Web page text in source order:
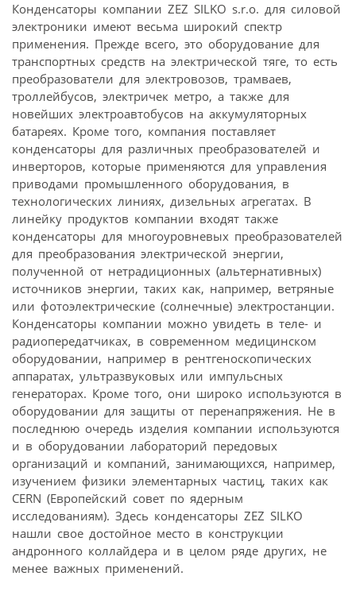
Конденсаторы компании ZEZ SILKO s.r.o. для силовой
электроники имеют весьма широкий спектр
применения. Прежде всего, это оборудование для
транспортных средств на электрической тяге, то есть
преобразователи для электро­возов, трамваев,
троллейбусов, электричек метро, а также для
новейших электроавтобусов на аккумуляторных
батареях. Кроме того, компания поставляет
конденсаторы для различных преобразователей и
инверторов, которые применяются для управления
приводами промышленного оборудования, в
технологических линиях, дизельных агрегатах. В
линейку продуктов компании входят также
конденсаторы для многоуровневых преобразователей
для преобразования электрической энергии,
полученной от нетрадиционных (альтернативных)
источников энергии, таких как, например, ветряные
или фотоэлектрические (солнечные) электростанции.
Конденсаторы компании можно увидеть в теле- и
радиопередатчиках, в современном медицинском
оборудовании, например в рентгеноскопических
аппаратах, ультразвуковых или импульсных
генераторах. Кроме того, они широко используются в
оборудовании для защиты от перенапряжения. Не в
последнюю очередь изделия компании используются
и в оборудовании лабораторий передовых
организаций и компаний, занимающихся, например,
изучением физики элементарных частиц, таких как
CERN (Европейский совет по ядерным
исследованиям). Здесь конденсаторы ZEZ SILKO
нашли свое достойное место в конструкции
андронного коллайдера и в целом ряде других, не
менее важных применений.